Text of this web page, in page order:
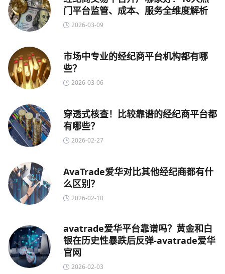
门平台监管、成本、服务全维度解析
2026-03-09
市场中专业的经纪商平台机构都有哪
些？
2026-03-06
穿透式核查！比较靠谱的经纪商平台都
有哪些？
2026-02-27
AvaTrade爱华对比其他经纪商都有什
么区别？
2026-02-10
avatrade爱华平台靠谱吗？黄金和白
银在历史性暴跌后反弹-avatrade爱华
官网
2026-02-03